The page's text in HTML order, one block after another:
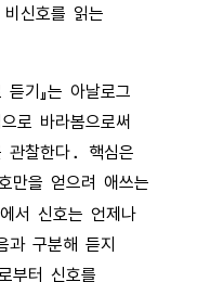
신호를 읽는
기』는 아날로그
로 바라봄으로써
관찰한다. 핵심은
만을 얻으려 애쓰는
서 신호는 언제나
과 구분해 듣지
부터 신호를